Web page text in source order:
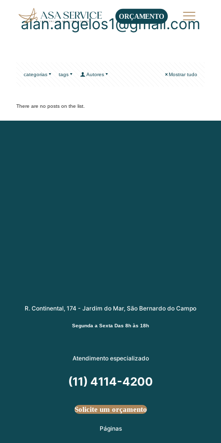
ORÇAMENTO
alan.angelos1@gmail.com
categorias tags Autores Mostrar tudo
There are no posts on the list.
R. Continental, 174 - Jardim do Mar, São Bernardo do Campo
Segunda a Sexta Das 8h às 18h
Atendimento especializado
(11) 4114-4200
Solicite um orçamento
Páginas